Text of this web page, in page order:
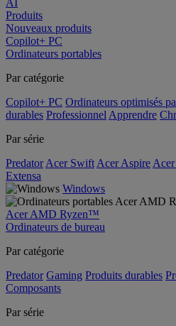
AI
Produits
Nouveaux produits
Copilot+ PC
Ordinateurs portables
Par catégorie
Copilot+ PC Ordinateurs optimisés
durables Professionnel Apprendre
Par série
Predator Acer Swift Acer Aspire
Extensa
Windows
Acer AMD Ryzen™
Ordinateurs de bureau
Par catégorie
Predator Gaming Produits durables
Composants
Par série